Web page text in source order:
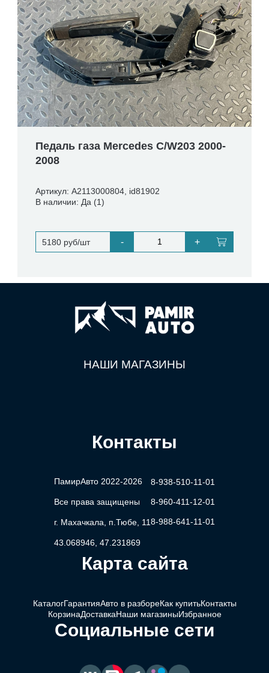
Педаль газа Mercedes C/W203 2000-
2008
Артикул: A2113000804, id81902
В наличии: Да (1)
5180 руб/шт - +
НАШИ МАГАЗИНЫ
Контакты
ПамирАвто 2022-2026
Все права защищены
г. Махачкала, п.Тюбе, 11
43.068946, 47.231869
8-938-510-11-01
8-960-411-12-01
8-988-641-11-01
Карта сайта
КаталогГарантияАвто в разбореКак купитьКонтакты
КорзинаДоставкаНаши магазиныИзбранное
Социальные сети